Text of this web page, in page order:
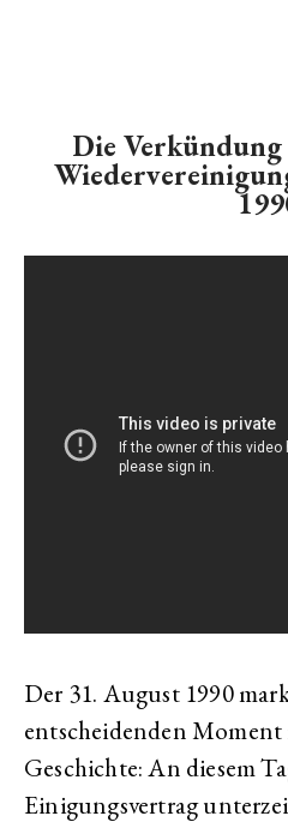
Die
Der 31. August 1990
entscheidenden
Geschichte: An diesem
Einigungsvertrag